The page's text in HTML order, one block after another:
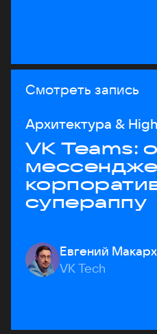
Смотреть запись
Архитектура &
VK Teams:
супераппу
Евгений
VK Tech